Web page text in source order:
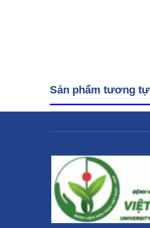
Sản phẩm tương tự